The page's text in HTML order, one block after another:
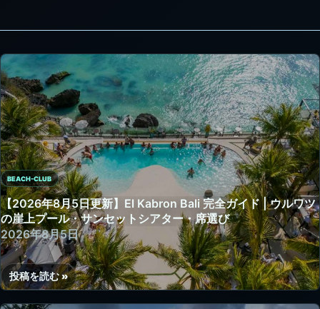
BEACH-CLUB
【2026年8月5日更新】El Kabron Bali 完全ガイド | ウルワツ
の崖上プール・サンセットシアター・席選び
2026年8月5日
【2026
投稿を読む »